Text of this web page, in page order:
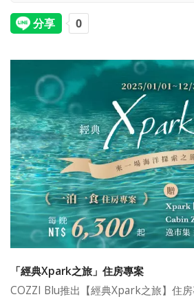
「經典Xpark之旅」住房專案
COZZI Blu推出【經典Xpark之旅】住